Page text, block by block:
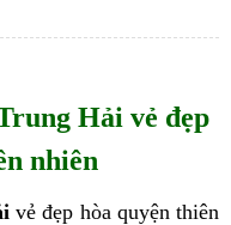
Hải vẻ đẹp
nhiên
vẻ đẹp hòa quyện thiên